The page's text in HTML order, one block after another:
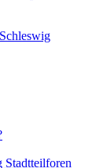
Stadtteilforen